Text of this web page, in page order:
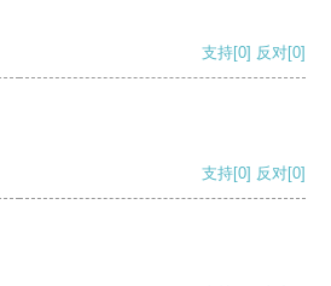
支持[0] 反对[0]
支持[0] 反对[0]